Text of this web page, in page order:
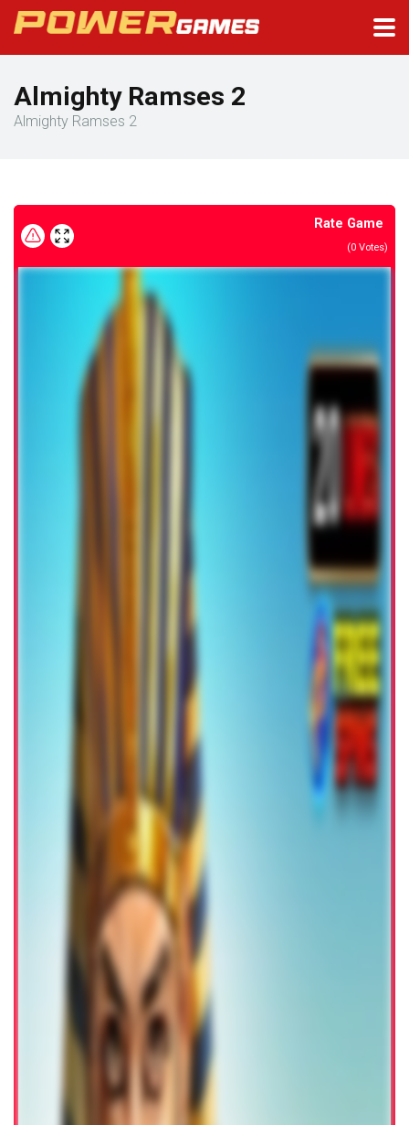
Almighty Ramses 2
Almighty Ramses 2
Rate Game
(0 Votes)